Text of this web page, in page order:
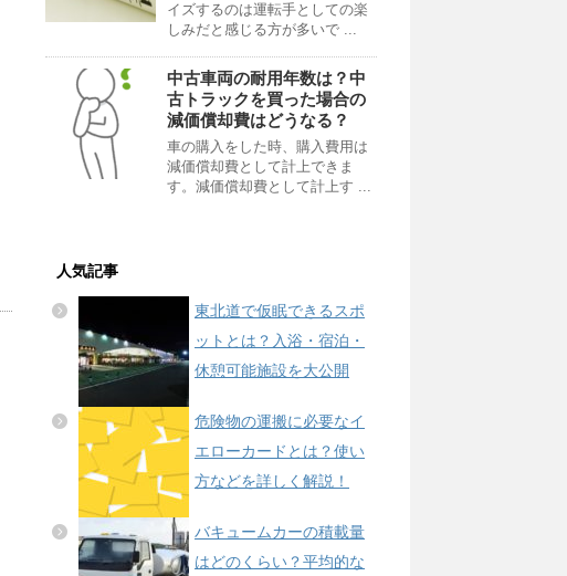
イズするのは運転手としての楽
しみだと感じる方が多いで ...
中古車両の耐用年数は？中
古トラックを買った場合の
減価償却費はどうなる？
車の購入をした時、購入費用は
減価償却費として計上できま
す。減価償却費として計上す ...
人気記事
東北道で仮眠できるスポ
ットとは？入浴・宿泊・
休憩可能施設を大公開
危険物の運搬に必要なイ
エローカードとは？使い
方などを詳しく解説！
バキュームカーの積載量
はどのくらい？平均的な